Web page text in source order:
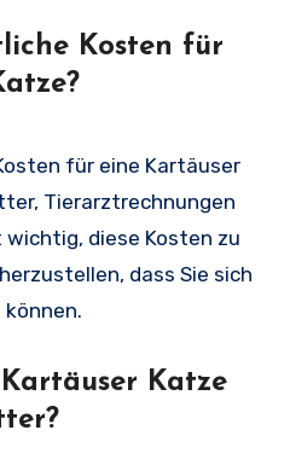
Kosten für
für eine Kartäuser
Tierarztrechnungen
wichtig, diese Kosten zu
dass Sie sich
können.
Katze